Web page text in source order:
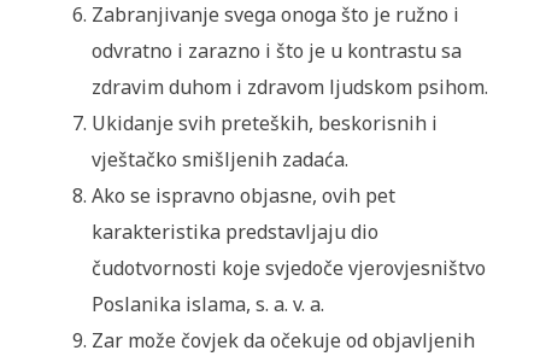
Zabranjivanje svega onoga što je ružno i
odvratno i zarazno i što je u kontrastu sa
zdravim duhom i zdravom ljudskom psihom.
Ukidanje svih preteških, beskorisnih i
vještačko smišljenih zadaća.
Ako se ispravno objasne, ovih pet
karakteristika predstavljaju dio
čudotvornosti koje svjedoče vjerovjesništvo
Poslanika islama, s. a. v. a.
Zar može čovjek da očekuje od objavljenih